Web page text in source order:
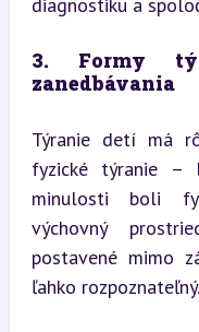
3. Formy
zanedbávania
Týranie detí má
fyzické týranie –
minulosti boli
výchovný
postavené mimo
ľahko rozpoznateľný.